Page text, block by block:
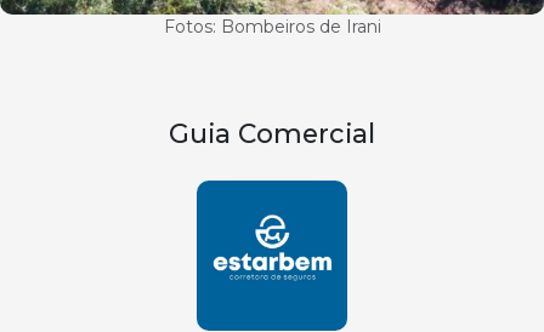
Fotos: Bombeiros de Irani
Guia Comercial